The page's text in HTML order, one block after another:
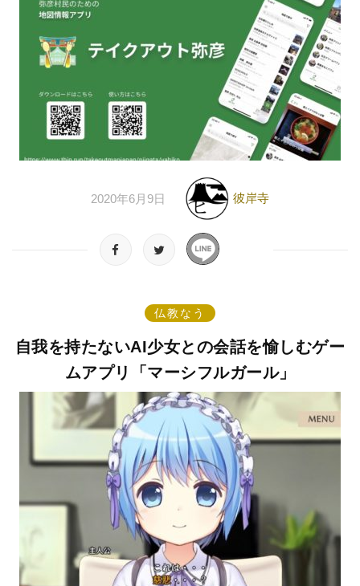
2020年6月9日 彼岸寺
仏教なう
自我を持たないAI少女との会話を愉しむゲー
ムアプリ「マーシフルガール」